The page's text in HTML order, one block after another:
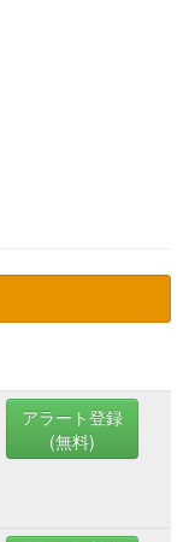
アラート登録
(無料)